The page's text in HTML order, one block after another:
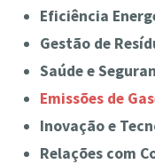
Eficiência
Gestão de
Saúde e
Emissões de
Inovação e
Relações com